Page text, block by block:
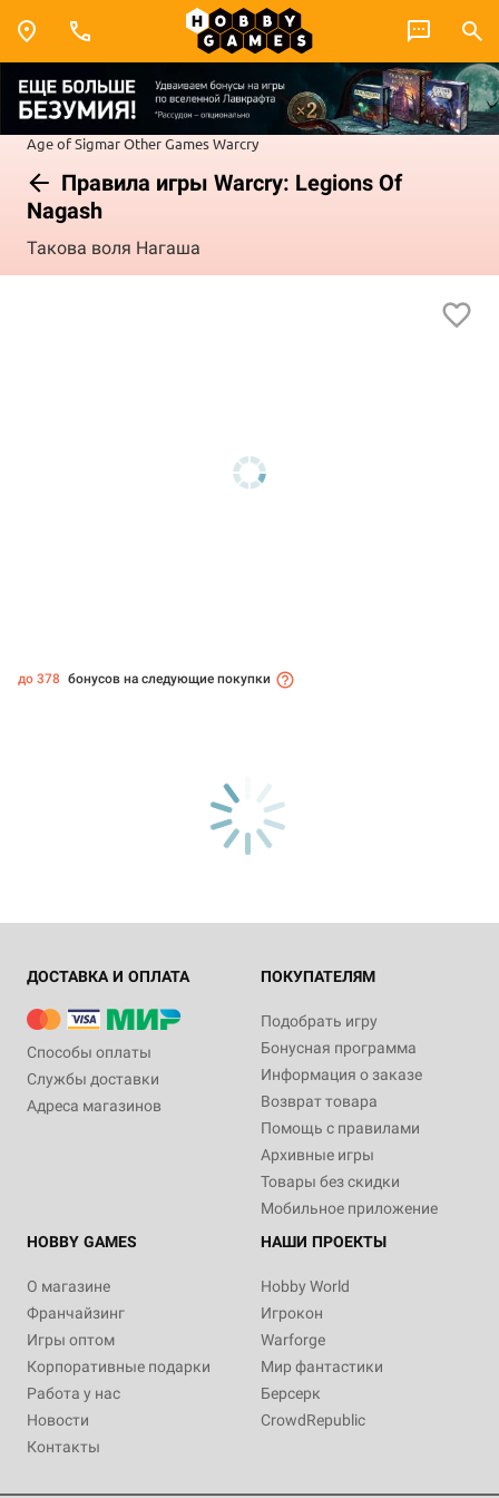
Age of SigmarOther GamesWarcry
Правила игры Warcry: Legions Of
Nagash
Такова воля Нагаша
до 378 бонусов на следующие покупки
ДОСТАВКА И ОПЛАТА
Способы оплаты
Службы доставки
Адреса магазинов
ПОКУПАТЕЛЯМ
Подобрать игру
Бонусная программа
Информация о заказе
Возврат товара
Помощь с правилами
Архивные игры
Товары без скидки
Мобильное приложение
HOBBY GAMES
О магазине
Франчайзинг
Игры оптом
Корпоративные подарки
Работа у нас
Новости
Контакты
НАШИ ПРОЕКТЫ
Hobby World
Игрокон
Warforge
Мир фантастики
Берсерк
CrowdRepublic